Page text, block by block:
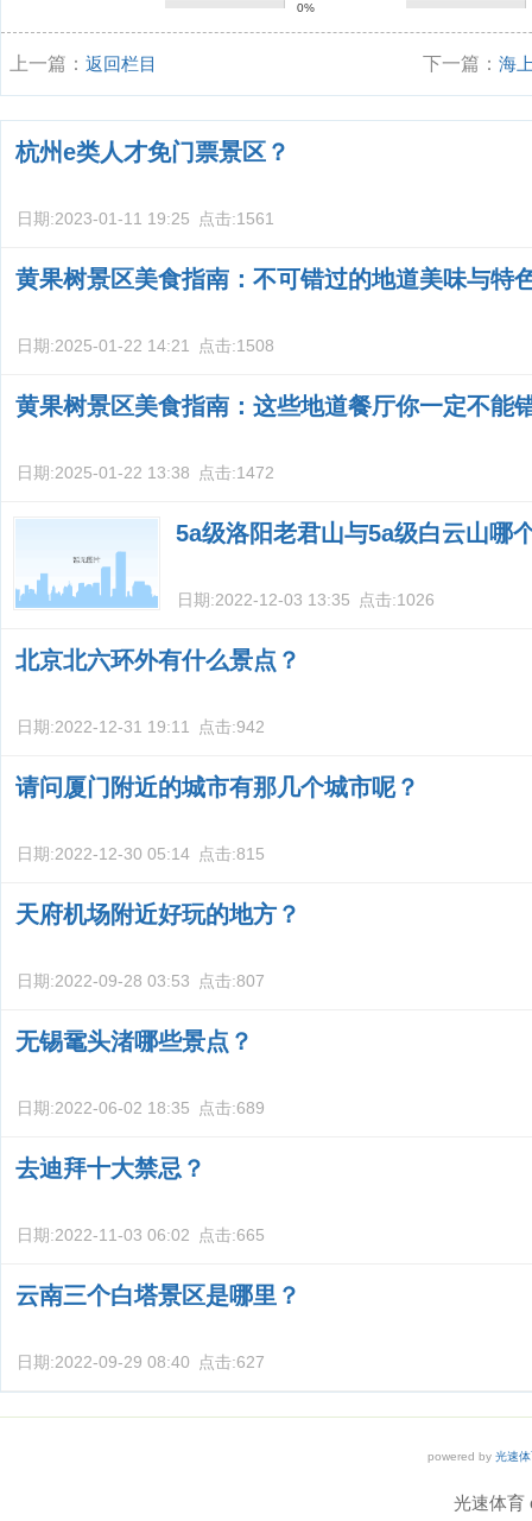
0%
上一篇： 返回栏目 下一篇：海
杭州e类人才免门票景区？
日期:2023-01-11 19:25 点击:1561
黄果树景区美食指南：不可错过的地道美味与特
日期:2025-01-22 14:21 点击:1508
黄果树景区美食指南：这些地道餐厅你一定不能
日期:2025-01-22 13:38 点击:1472
5a级洛阳老君山与5a级白云山哪
日期:2022-12-03 13:35 点击:1026
北京北六环外有什么景点？
日期:2022-12-31 19:11 点击:942
请问厦门附近的城市有那几个城市呢？
日期:2022-12-30 05:14 点击:815
天府机场附近好玩的地方？
日期:2022-09-28 03:53 点击:807
无锡鼋头渚哪些景点？
日期:2022-06-02 18:35 点击:689
去迪拜十大禁忌？
日期:2022-11-03 06:02 点击:665
云南三个白塔景区是哪里？
日期:2022-09-29 08:40 点击:627
powered by 光速
光速体育